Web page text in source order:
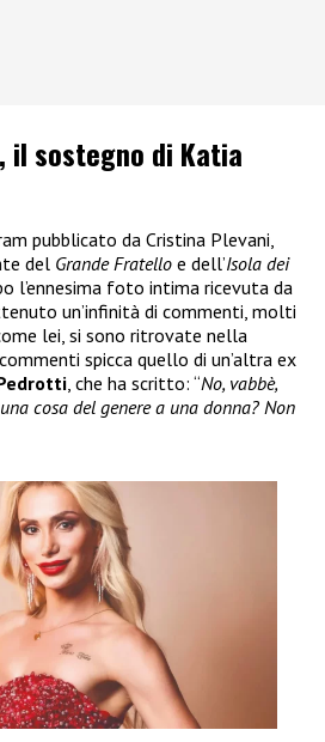
il sostegno di Katia
pubblicato da Cristina Plevani,
del Grande Fratello e dell’Isola dei
l’ennesima foto intima ricevuta da
un’infinità di commenti, molti
lei, si sono ritrovate nella
spicca quello di un’altra ex
, che ha scritto: “No, vabbè,
cosa del genere a una donna? Non